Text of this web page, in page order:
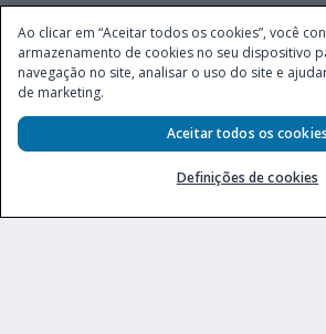
Este site é operado pela Ventmear Brasil LTDA (CNPJ
endereço na Avenida Brigadeiro Faria Lima, nº
Município de São Paulo, Estado de São Paulo, CEP
Secretaria de Prêmios e Apostas do Ministério da
247, de 07.02.2025, publicada no DOU
Ao clicar em “Aceitar todos os cookies”, você
armazenamento de cookies no seu dispositivo
navegação no site, analisar o uso do site e
de marketing.
Definições de cookies
Aceitar todos os cookies